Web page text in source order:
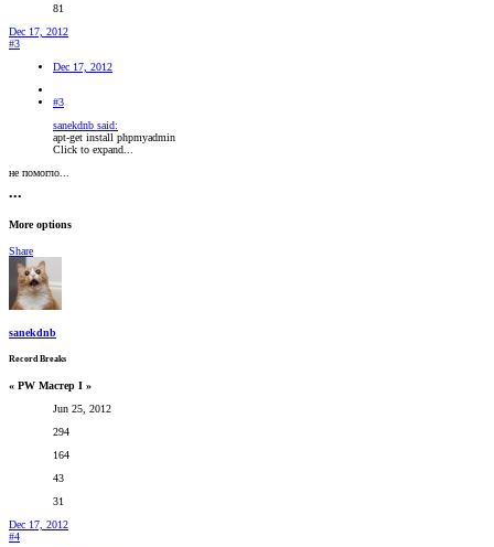
81
Dec 17, 2012
#3
Dec 17, 2012
#3
sanekdnb said:
apt-get install phpmyadmin
Click to expand...
не помогло...
•••
More options
Share
sanekdnb
Record Breaks
« PW Мастер I »
Jun 25, 2012
294
164
43
31
Dec 17, 2012
#4